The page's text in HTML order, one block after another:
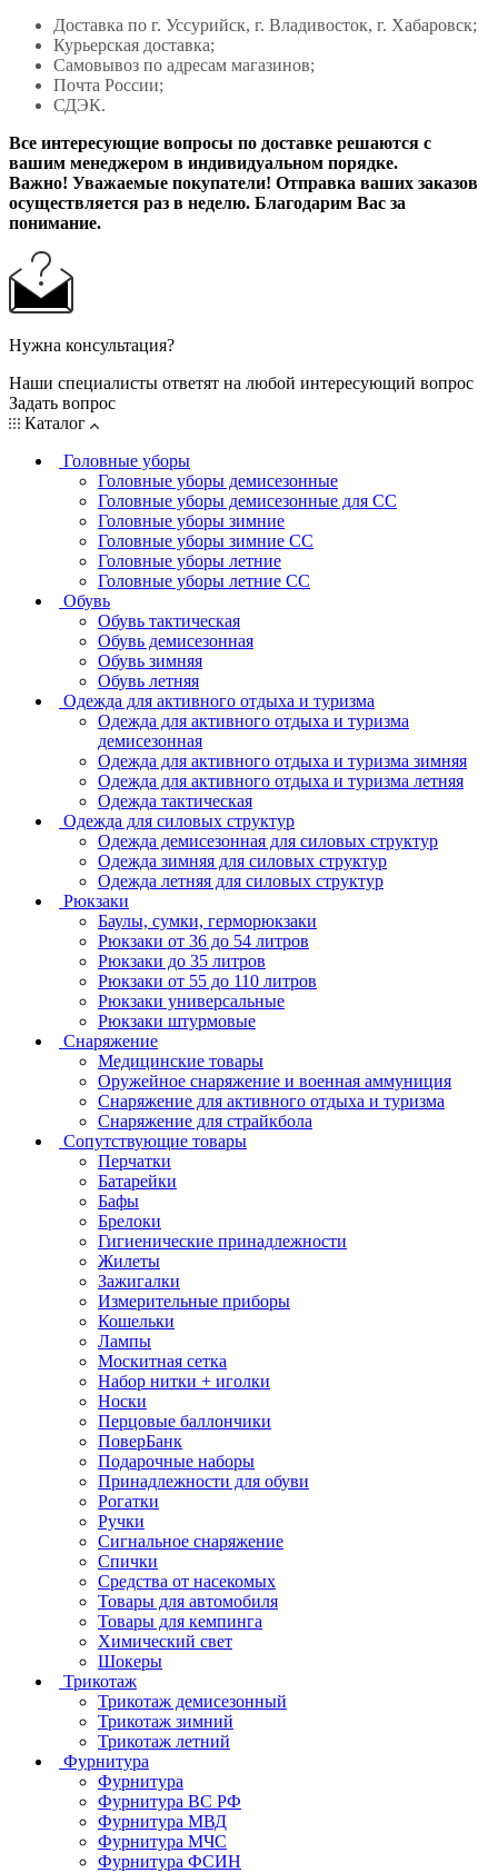
Доставка по г. Уссурийск, г. Владивосток, г. Хабаровск;
Курьерская доставка;
Самовывоз по адресам магазинов;
Почта России;
СДЭК.
Все интересующие вопросы по доставке решаются с
вашим менеджером в индивидуальном порядке.
Важно! Уважаемые покупатели! Отправка ваших заказов
осуществляется раз в неделю. Благодарим Вас за
понимание.
Нужна консультация?
Наши специалисты ответят на любой интересующий вопрос
Задать вопрос
Каталог
Головные уборы
Головные уборы демисезонные
Головные уборы демисезонные для СС
Головные уборы зимние
Головные уборы зимние СС
Головные уборы летние
Головные уборы летние СС
Обувь
Обувь тактическая
Обувь демисезонная
Обувь зимняя
Обувь летняя
Одежда для активного отдыха и туризма
Одежда для активного отдыха и туризма
демисезонная
Одежда для активного отдыха и туризма зимняя
Одежда для активного отдыха и туризма летняя
Одежда тактическая
Одежда для силовых структур
Одежда демисезонная для силовых структур
Одежда зимняя для силовых структур
Одежда летняя для силовых структур
Рюкзаки
Баулы, сумки, герморюкзаки
Рюкзаки от 36 до 54 литров
Рюкзаки до 35 литров
Рюкзаки от 55 до 110 литров
Рюкзаки универсальные
Рюкзаки штурмовые
Снаряжение
Медицинские товары
Оружейное снаряжение и военная аммуниция
Снаряжение для активного отдыха и туризма
Снаряжение для страйкбола
Сопутствующие товары
Перчатки
Батарейки
Бафы
Брелоки
Гигиенические принадлежности
Жилеты
Зажигалки
Измерительные приборы
Кошельки
Лампы
Москитная сетка
Набор нитки + иголки
Носки
Перцовые баллончики
ПоверБанк
Подарочные наборы
Принадлежности для обуви
Рогатки
Ручки
Сигнальное снаряжение
Спички
Средства от насекомых
Товары для автомобиля
Товары для кемпинга
Химический свет
Шокеры
Трикотаж
Трикотаж демисезонный
Трикотаж зимний
Трикотаж летний
Фурнитура
Фурнитура
Фурнитура ВС РФ
Фурнитура МВД
Фурнитура МЧС
Фурнитура ФСИН